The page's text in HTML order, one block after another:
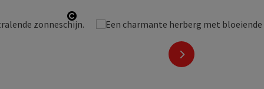
Start Copyright
nächstes Element